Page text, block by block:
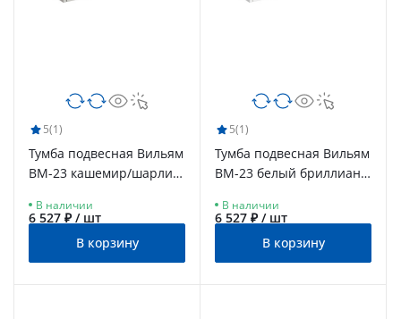
5(1)
Тумба подвесная Вильям
ВМ-23 кашемир/шарли
В наличии
6 527 ₽ / шт
В корзину
5(1)
Тумба подвесная Вильям
ВМ-23 белый бриллиант/
В наличии
6 527 ₽ / шт
В корзину